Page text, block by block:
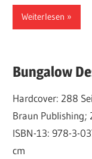
Weiterlesen
Bungalow
Hardcover: 288
Braun Publishing;
ISBN-13: 978-3-
cm